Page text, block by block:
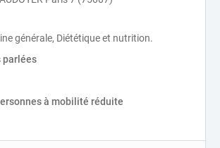
générale, Diététique et nutrition.
parlées
à mobilité réduite